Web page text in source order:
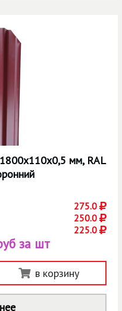
мм, RAL
275.0
250.0
225.0
за шт
в корзину